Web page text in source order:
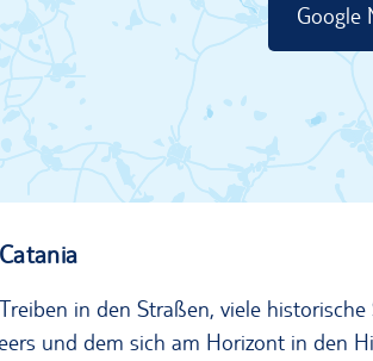
Google
in den Straßen, viele
und dem sich am Horizont in den